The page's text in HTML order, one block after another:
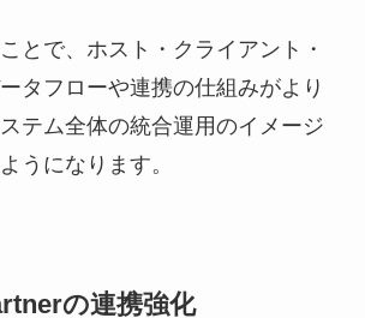
とで、ホスト・クライアント・
タフローや連携の仕組みがより
テム全体の統合運用のイメージ
うになります。
の連携強化